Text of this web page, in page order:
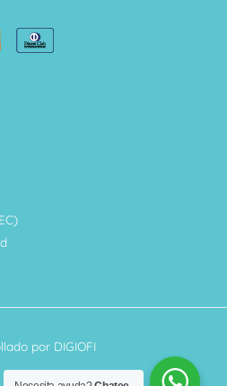
por DIGIOFI